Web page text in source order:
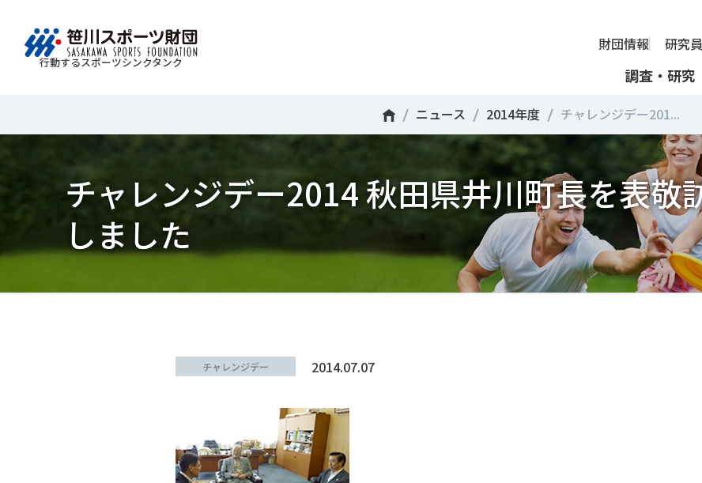
行動するスポーツシンクタンク
調査・研究
財団情報 研究
財団情報
ミッション
理事長挨拶
組織
沿革
採用情報
情報公開
アクセス
SSF Guidebook
＃誰が子どものスポーツをささえるのか ＃部活動 ＃アクティブなまちづくり ＃日本人の身体活動と
＃競技人口
スポーツライフ・データ
健康とスポーツ
Mission＆Visionの達成に向けさまざまな
研究調査活動を行います。客観的な分
析・研究に基づく実現性のある政策提言
につなげています。
スポーツライフ・データ
スポーツ白書
政策提言
子どものスポーツ
障害者スポーツ
スポーツによるまちづくり
スポーツ・ガバナンス
スポーツボランティア
スポーツ政策・予算
健康とスポーツ
その他
調査一覧
自治体・スポーツ組織・企業・教育機関等と連携し、スポー
ツ推進計画の策定やスポーツ振興、地域課題の解決につなが
る取り組みを共同で実践しています。
アクティブシティ
自治体との連携
各教育機関との連携
スポーツ振興団体との連携
セミナー
【動画】スポーツでアクティブなまちづくり
チャレンジデー30年の取り組み
「スポーツ・フォー・オール」の理念を共有する国際機関や
日本国外の組織との連携、国際会議での研究成果の発表など
を行います。また、諸外国のスポーツ政策の比較、研究、情
報収集に積極的に取り組んでいます。
国際機関との連携
諸外国のスポーツ政策
諸外国のスポーツ事情
SSF研究員による国際情報コラム
日本のスポーツ政策についての論考、部
活動やこどもの運動実施率などのスポー
ツ界の諸問題に関するコラム、スポーツ
史に残る貴重な証言など、様々な読み物
コンテンツを作成し、スポーツの果たす
べき役割を考察しています。
運動部活動の実態と地域展開・地域
移行
スポーツ時事問題
SPORT TOPICS
障害者のスポーツの日常化
誰もがささえやすい子どものスポー
ツの環境づくり
スポーツ 歴史の検証
SPORT POLICY
ーツ政策の『卵』―
SSF BOOKS
広報・出版
投票・クイズ
新型コロナウイルスとス
ニュース 2014年度 チャレンジデー201...
チャレンジデー2014 秋田県井川町長を表敬
しました
チャレンジデー 2014.07.07